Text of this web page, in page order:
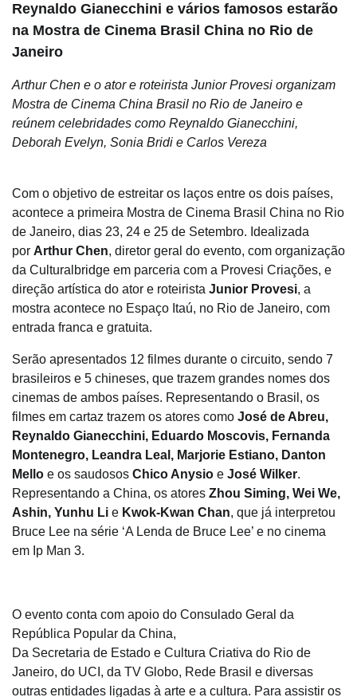
Reynaldo Gianecchini e vários famosos estarão
na Mostra de Cinema Brasil China no Rio de
Janeiro
Arthur Chen e o ator e roteirista Junior Provesi organizam
Mostra de Cinema China Brasil no Rio de Janeiro e
reúnem celebridades como Reynaldo Gianecchini,
Deborah Evelyn, Sonia Bridi e Carlos Vereza
Com o objetivo de estreitar os laços entre os dois países,
acontece a primeira Mostra de Cinema Brasil China no Rio
de Janeiro, dias 23, 24 e 25 de Setembro. Idealizada
por Arthur Chen, diretor geral do evento, com organização
da Culturalbridge em parceria com a Provesi Criações, e
direção artística do ator e roteirista Junior Provesi, a
mostra acontece no Espaço Itaú, no Rio de Janeiro, com
entrada franca e gratuita.
Serão apresentados 12 filmes durante o circuito, sendo 7
brasileiros e 5 chineses, que trazem grandes nomes dos
cinemas de ambos países. Representando o Brasil, os
filmes em cartaz trazem os atores como José de Abreu,
Reynaldo Gianecchini, Eduardo Moscovis, Fernanda
Montenegro, Leandra Leal, Marjorie Estiano, Danton
Mello e os saudosos Chico Anysio e José Wilker.
Representando a China, os atores Zhou Siming, Wei We,
Ashin, Yunhu Li e Kwok-Kwan Chan, que já interpretou
Bruce Lee na série ‘A Lenda de Bruce Lee’ e no cinema
em Ip Man 3.
O evento conta com apoio do Consulado Geral da
República Popular da China,
Da Secretaria de Estado e Cultura Criativa do Rio de
Janeiro, do UCI, da TV Globo, Rede Brasil e diversas
outras entidades ligadas à arte e a cultura. Para assistir os